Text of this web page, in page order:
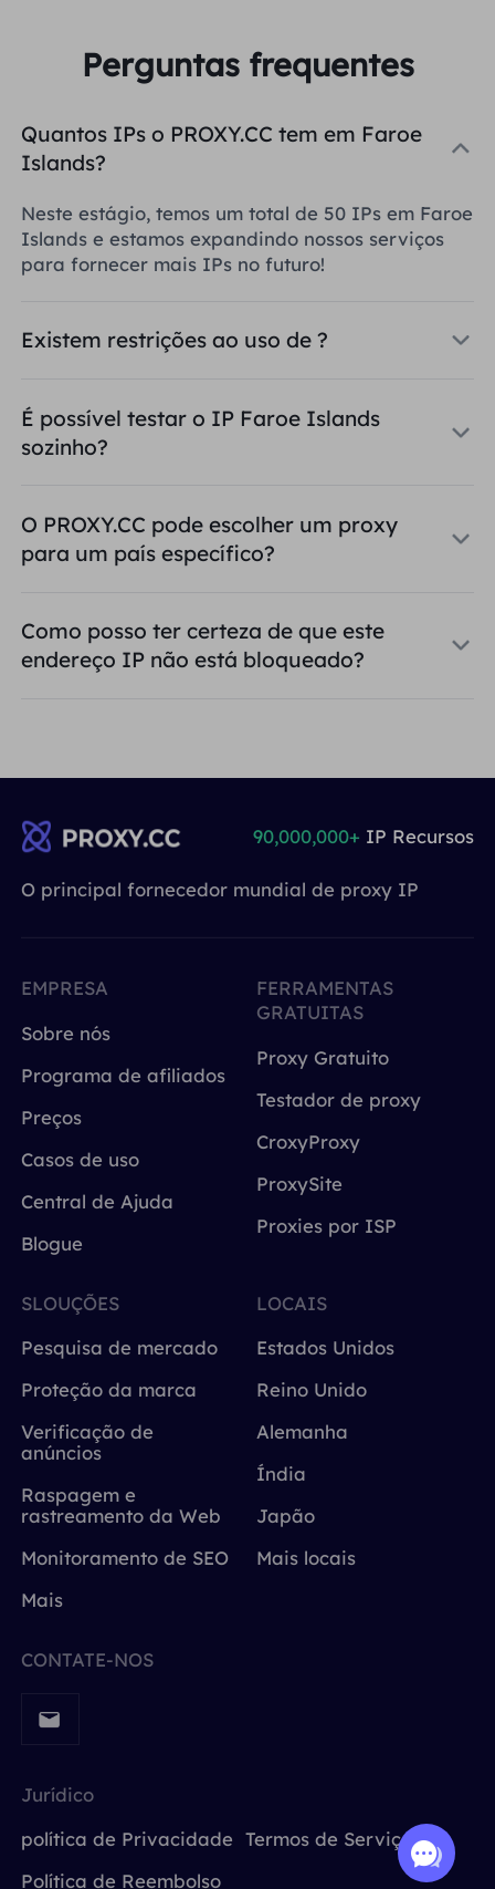
Perguntas frequentes
Quantos IPs o PROXY.CC tem em Faroe
Islands?
Neste estágio, temos um total de 50 IPs em Faroe
Islands e estamos expandindo nossos serviços
para fornecer mais IPs no futuro!
Existem restrições ao uso de ?
É possível testar o IP Faroe Islands
sozinho?
O PROXY.CC pode escolher um proxy
para um país específico?
Como posso ter certeza de que este
endereço IP não está bloqueado?
O principal fornecedor mundial de proxy IP
90,000,000+ IP Recursos
EMPRESA
Sobre nós
Programa de afiliados
Preços
Casos de uso
Central de Ajuda
Blogue
FERRAMENTAS
GRATUITAS
Proxy Gratuito
Testador de proxy
CroxyProxy
ProxySite
Proxies por ISP
SLOUÇÕES
Pesquisa de mercado
Proteção da marca
Verificação de
anúncios
Raspagem e
rastreamento da Web
Monitoramento de SEO
Mais
LOCAIS
Estados Unidos
Reino Unido
Alemanha
Índia
Japão
Mais locais
CONTATE-NOS
Jurídico
política de Privacidade Termos de Serviço
Política de Reembolso